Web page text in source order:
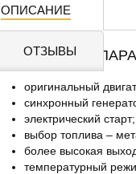
ОПИСАНИЕ
ОТЗЫВЫ
ОСНОВНЫЕ
оригинальный
синхронный
электрический старт;
выбор топлива –
более высокая
температурный